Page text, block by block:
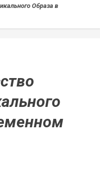
Образа в